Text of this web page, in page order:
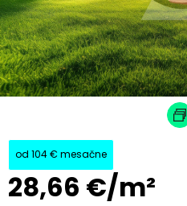
od 104 € mesačne
28,66 €/m²